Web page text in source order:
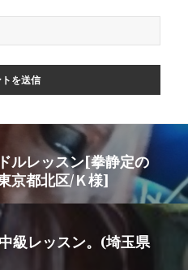
ルレッスン[拳静定の
京都北区/Ｋ様]
級レッスン。(埼玉県